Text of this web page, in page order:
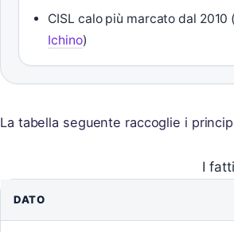
CISL calo più marcato dal 2010 (
Ichino)
La tabella seguente raccoglie i
I
DATO